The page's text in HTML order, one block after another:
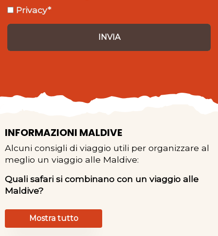
Privacy*
INVIA
INFORMAZIONI MALDIVE
Alcuni consigli di viaggio utili per organizzare al
meglio un viaggio alle Maldive:
Quali safari si combinano con un viaggio alle
Maldive?
Mostra tutto